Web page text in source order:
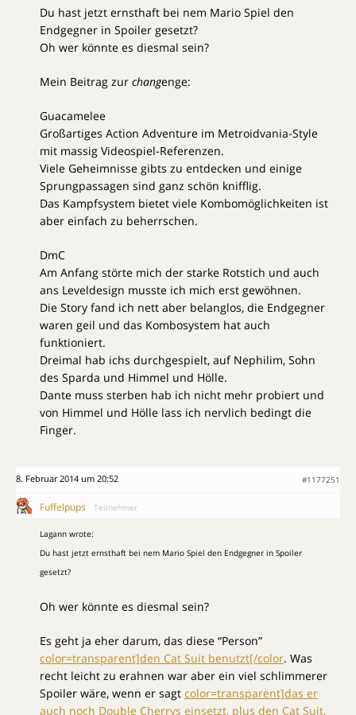
Du hast jetzt ernsthaft bei nem Mario Spiel den
Endgegner in Spoiler gesetzt?
Oh wer könnte es diesmal sein?
Mein Beitrag zur changenge:
Guacamelee
Großartiges Action Adventure im Metroidvania-Style
mit massig Videospiel-Referenzen.
Viele Geheimnisse gibts zu entdecken und einige
Sprungpassagen sind ganz schön knifflig.
Das Kampfsystem bietet viele Kombomöglichkeiten ist
aber einfach zu beherrschen.
DmC
Am Anfang störte mich der starke Rotstich und auch
ans Leveldesign musste ich mich erst gewöhnen.
Die Story fand ich nett aber belanglos, die Endgegner
waren geil und das Kombosystem hat auch
funktioniert.
Dreimal hab ichs durchgespielt, auf Nephilim, Sohn
des Sparda und Himmel und Hölle.
Dante muss sterben hab ich nicht mehr probiert und
von Himmel und Hölle lass ich nervlich bedingt die
Finger.
8. Februar 2014 um 20:52 #1177251
Fuffelpups Teilnehmer
Lagann wrote:
Du hast jetzt ernsthaft bei nem Mario Spiel den Endgegner in Spoiler
gesetzt?
Oh wer könnte es diesmal sein?
Es geht ja eher darum, das diese “Person”
color=transparent]den Cat Suit benutzt[/color. Was
recht leicht zu erahnen war aber ein viel schlimmerer
Spoiler wäre, wenn er sagt color=transparent]das er
auch noch Double Cherrys einsetzt, plus den Cat Suit,